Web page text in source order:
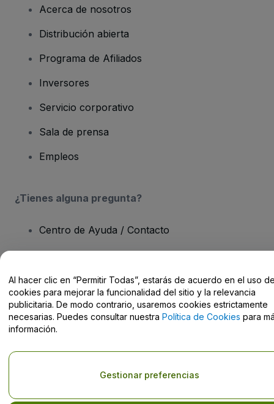
Acerca de nosotros
Distribución abierta
Programa de Afiliados
Inversores
Servicio corporativo
Sala de prensa
Empleos
¿Tienes alguna pregunta?
Centro de Ayuda / Contacto
Derechos reservados © viagogo GmbH 2026
Datos de la Empresa
El uso de este sitio web constituye la aceptación de losTérminos y
Condiciones, de laPolítica de Privacidad, de laPolítica de Cookies
y de laPolítica de Privacidad para Móviles
privacidad
Al hacer clic en “Permitir Todas”, estarás de acuerdo en el uso
cookies para mejorar la funcionalidad del sitio y la relevancia
publicitaria. De modo contrario, usaremos cookies estrictamente
necesarias. Puedes consultar nuestra Política de Cookies para
información.
Gestionar preferencias